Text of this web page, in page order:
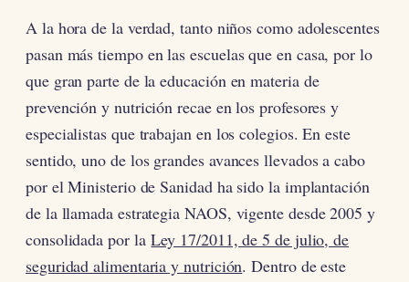
A la hora de la verdad, tanto niños como adolescentes
pasan más tiempo en las escuelas que en casa, por lo
que gran parte de la educación en materia de
prevención y nutrición recae en los profesores y
especialistas que trabajan en los colegios. En este
sentido, uno de los grandes avances llevados a cabo
por el Ministerio de Sanidad ha sido la implantación
de la llamada estrategia NAOS, vigente desde 2005 y
consolidada por laLey 17/2011, de 5 de julio, de
seguridad alimentaria y nutrición. Dentro de este